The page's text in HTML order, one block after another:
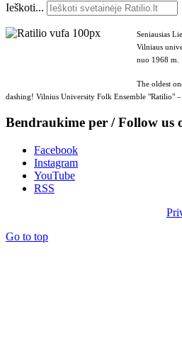
Ieškoti...
Seniausias
Vilniaus
nuo 1968 m.
The oldest
dashing! Vilnius University Folk Ensemble "Ratilio" –
Bendraukime per / Follow us
Facebook
Instagram
YouTube
RSS
Go to top